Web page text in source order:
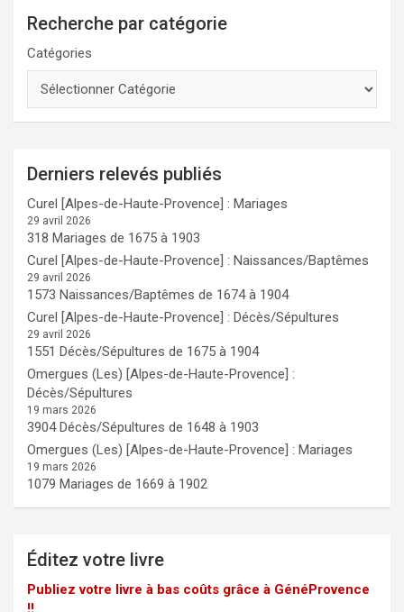
Recherche par catégorie
Catégories
Derniers relevés publiés
Curel [Alpes-de-Haute-Provence] : Mariages
29 avril 2026
318 Mariages de 1675 à 1903
Curel [Alpes-de-Haute-Provence] : Naissances/Baptêmes
29 avril 2026
1573 Naissances/Baptêmes de 1674 à 1904
Curel [Alpes-de-Haute-Provence] : Décès/Sépultures
29 avril 2026
1551 Décès/Sépultures de 1675 à 1904
Omergues (Les) [Alpes-de-Haute-Provence] :
Décès/Sépultures
19 mars 2026
3904 Décès/Sépultures de 1648 à 1903
Omergues (Les) [Alpes-de-Haute-Provence] : Mariages
19 mars 2026
1079 Mariages de 1669 à 1902
Éditez votre livre
Publiez votre livre à bas coûts grâce à GénéProvence
!!